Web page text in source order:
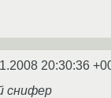
20:30:36
снифер